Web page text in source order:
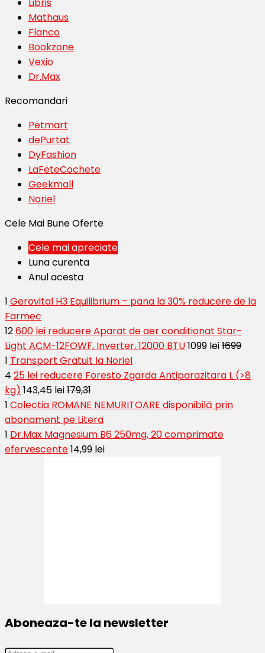
Mathaus
Flanco
Bookzone
Vexio
Dr.Max
Recomandari
Petmart
dePurtat
DyFashion
LaFeteCochete
Geekmall
Noriel
Cele Mai Bune Oferte
Cele mai apreciate
Luna curenta
Anul acesta
1 Gerovital H3 Equilibrium – pana la 30% reducere de la
Farmec
12600 lei reducere Aparat de aer conditionat Star-
Light ACM-12FOWF, Inverter, 12000 BTU1099 lei1699
1 Transport Gratuit la Noriel
4 25 lei reducere Foresto Zgarda Antiparazitara L (>8
kg) 143,45 lei179,31
1 Colectia ROMANE NEMURITOARE disponibilă prin
abonament pe Litera
1 Dr.Max Magnesium B6 250mg, 20 comprimate
efervescente14,99 lei
Aboneaza-te la newsletter